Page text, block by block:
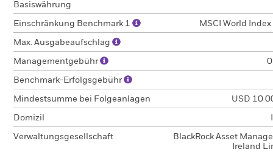
Basiswährung
Einschränkung Benchmark 1 MSCI World
Max. Ausgabeaufschlag
Managementgebühr
Benchmark-Erfolgsgebühr
Mindestsumme bei Folgeanlagen USD 10
Domizil
Verwaltungsgesellschaft
BlackRock Asset
Ireland